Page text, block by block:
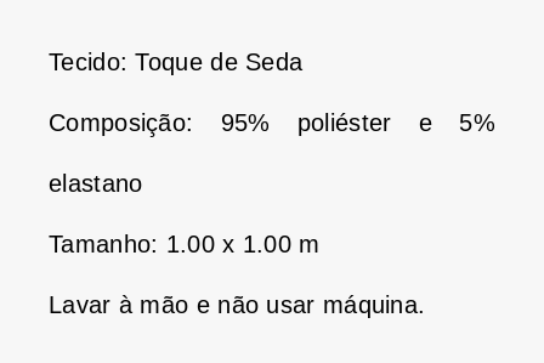
Tecido: Toque de Seda
Composição: 95% poliéster e 5%
elastano
Tamanho: 1.00 x 1.00 m
Lavar à mão e não usar máquina.